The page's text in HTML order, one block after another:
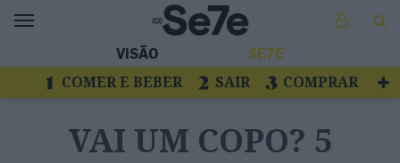
VISÃO SE7E
COMER E BEBER SAIR
COMPRAR
ESCAPAR
VAI UM COPO? 5